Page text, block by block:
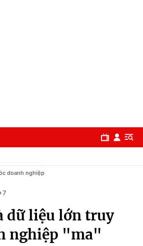
doanh nghiệp
dữ liệu lớn truy
nghiệp "ma"